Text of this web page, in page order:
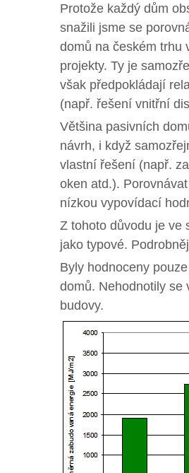
Protože každý dům
snažili jsme se
domů na českém trhu
projekty. Ty je
však předpokládají
(např. řešení vnitřní
Většina pasivních
návrh, i když
vlastní řešení (např.
oken atd.).
nízkou vypovídací
Z tohoto důvodu je ve
jako typové.
Byly hodnoceny
domů. Nehodnotily se
budovy.